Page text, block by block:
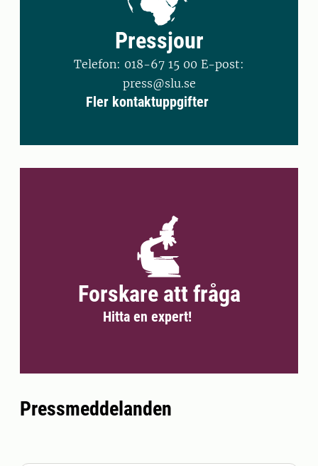
Pressjour
Telefon: 018-67 15 00 E-post:
press@slu.se
Fler kontaktuppgifter
Forskare att fråga
Hitta en expert!
Pressmeddelanden